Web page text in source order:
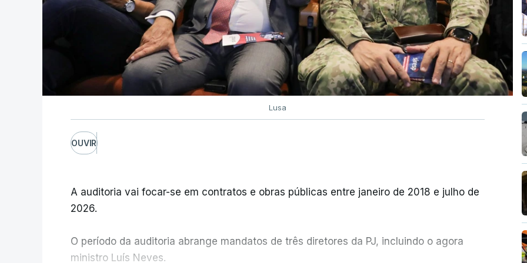
concessão de asilo e retorno de estrangeiros
atualizado 7 Agosto 2026, 18:47
Direita ao lado do Governo na mudança da lei de retorno de
estrangeiros, esquerda contra
15 Maio 2026, 14:09
Lusa
OUVIR
A auditoria vai focar-se em contratos e obras públicas entre janeiro de 2018 e julho de
2026.
O período da auditoria abrange mandatos de três diretores da PJ, incluindo o agora
ministro Luís Neves.